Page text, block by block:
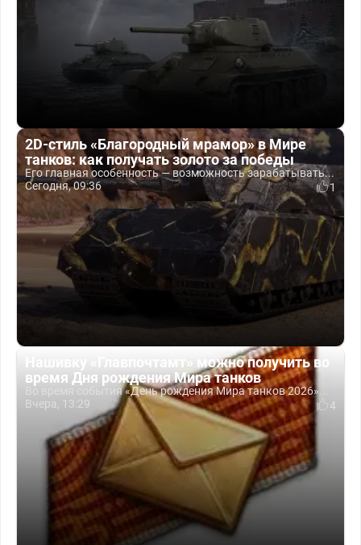
2D-стиль «Благородный мрамор» в Мире
танков: как получать золото за победы
Его главная особенность — возможность зарабатывать...
Сегодня, 09:36
1
Нашивку «Главпочтамт» можно получить во
время Дня рождения Мира танков
Во время события «День рождения Мира танков 2026»...
Вчера, 13:29
4